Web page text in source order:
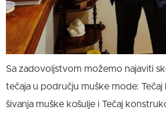
Sa zadovoljstvom možemo najaviti
tečaja u području muške mode: Tečaj
šivanja muške košulje i Tečaj